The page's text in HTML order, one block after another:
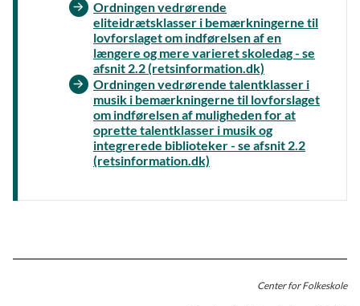
Ordningen vedrørende
eliteidrætsklasser i bemærkningerne til
lovforslaget om indførelsen af en
længere og mere varieret skoledag - se
afsnit 2.2 (retsinformation.dk)
Ordningen vedrørende talentklasser i
musik i bemærkningerne til lovforslaget
om indførelsen af muligheden for at
oprette talentklasser i musik og
integrerede biblioteker - se afsnit 2.2
(retsinformation.dk)
Center for Folkeskole